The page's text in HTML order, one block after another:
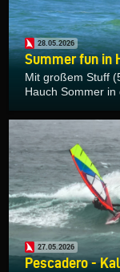
28.05.2026
Summer fun in
Mit großem Stuff
Hauch Sommer in
27.05.2026
Pescadero -